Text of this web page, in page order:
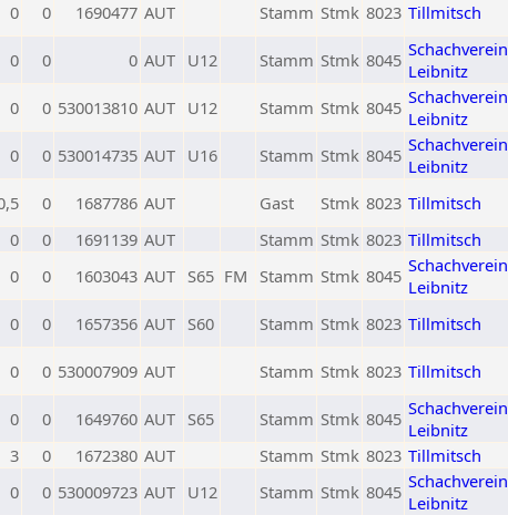
0 0 1690477 AUT Stamm Stmk 8023 Tillmitsch
0 0 0 AUT U12 Stamm Stmk 8045 Schachverein
Leibnitz
0 0 530013810 AUT U12 Stamm Stmk 8045 Schachverein
Leibnitz
0 0 530014735 AUT U16 Stamm Stmk 8045 Schachverein
Leibnitz
0 1687786 AUT Gast Stmk 8023 Tillmitsch
0 0 1691139 AUT Stamm Stmk 8023 Tillmitsch
0 0 1603043 AUT S65 FM Stamm Stmk 8045 Schachverein
Leibnitz
0 0 1657356 AUT S60 Stamm Stmk 8023 Tillmitsch
0 0 530007909 AUT Stamm Stmk 8023 Tillmitsch
0 0 1649760 AUT S65 Stamm Stmk 8045 Schachverein
Leibnitz
3 0 1672380 AUT Stamm Stmk 8023 Tillmitsch
0 0 530009723 AUT U12 Stamm Stmk 8045 Schachverein
Leibnitz